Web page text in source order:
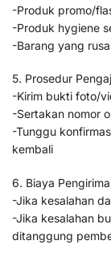
-Produk promo/
-Produk hygiene
-Barang yang
5. Prosedur
-Kirim bukti foto/
-Sertakan nomor
-Tunggu
kembali
6. Biaya
-Jika kesalahan
-Jika kesalahan
ditanggung